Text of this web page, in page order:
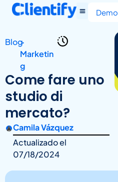
Demo
Blog
>
Marketin
g
Come fare uno
studio di
mercato?
Camila Vázquez
Actualizado el
07/18/2024